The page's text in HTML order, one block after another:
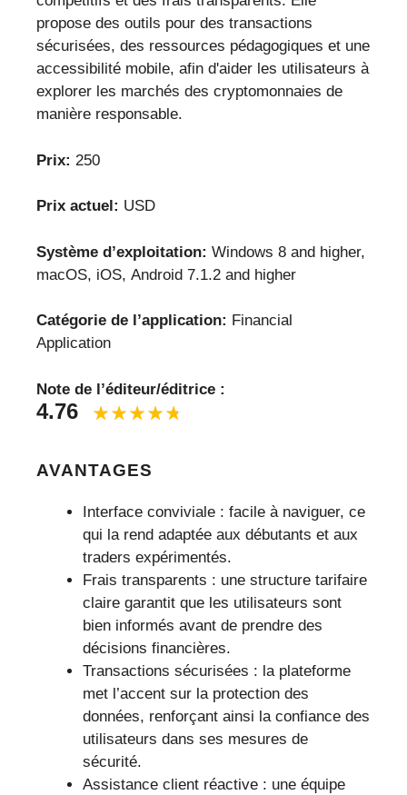
propose des outils pour des transactions
sécurisées, des ressources pédagogiques et une
accessibilité mobile, afin d'aider les utilisateurs à
explorer les marchés des cryptomonnaies de
manière responsable.
Prix: 250
Prix actuel: USD
Système d’exploitation: Windows 8 and higher,
macOS, iOS, Android 7.1.2 and higher
Catégorie de l’application: Financial
Application
Note de l’éditeur/éditrice :
4.76
AVANTAGES
Interface conviviale : facile à naviguer, ce
qui la rend adaptée aux débutants et aux
traders expérimentés.
Frais transparents : une structure tarifaire
claire garantit que les utilisateurs sont
bien informés avant de prendre des
décisions financières.
Transactions sécurisées : la plateforme
met l’accent sur la protection des
données, renforçant ainsi la confiance des
utilisateurs dans ses mesures de
sécurité.
Assistance client réactive : une équipe